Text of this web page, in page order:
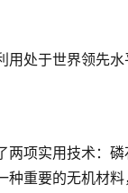
处于世界领先水
项实用技术：磷
种重要的无机材